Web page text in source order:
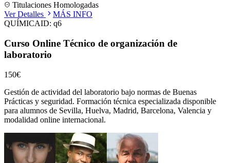
Titulaciones Homologadas
Ver Detalles
MÁS INFO
QUÍMICAID: q6
Curso Online Técnico de organización de
laboratorio
150€
Gestión de actividad del laboratorio bajo normas de Buenas
Prácticas y seguridad. Formación técnica especializada disponible
para alumnos de Sevilla, Huelva, Madrid, Barcelona, Valencia y
modalidad online internacional.